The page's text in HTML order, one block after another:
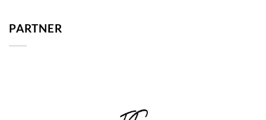
PARTNER